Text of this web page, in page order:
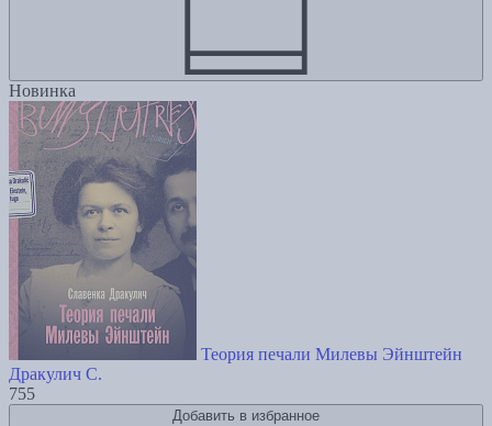
Новинка
Теория печали Милевы Эйнштейн
Дракулич С.
755
Добавить в избранное